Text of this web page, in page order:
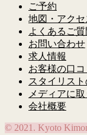
ご予約
地図・アクセ
よくあるご質
お問い合わせ
求人情報
お客様の口コ
スタイリス
メディアに
会社概要
© 2021. Kyoto